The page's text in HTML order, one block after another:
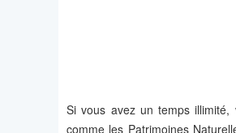
Si vous avez un temps
comme les Patrimoines